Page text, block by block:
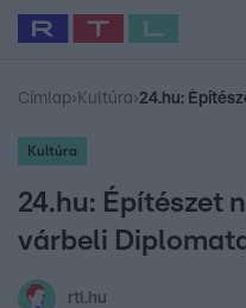
Legfrissebb RTL Híradó
Babits Marcella
Címlap› Kultúra›
Kultúra
24.hu: Építészet
várbeli
rtl.hu